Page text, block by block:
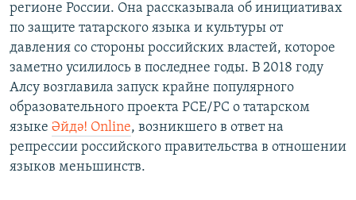
регионе России. Она рассказывала об инициативах
по защите татарского языка и культуры от
давления со стороны российских властей, которое
заметно усилилось в последнее годы. В 2018 году
Алсу возглавила запуск крайне популярного
образовательного проекта РСЕ/РС о татарском
языке Әйдә! Online, возникшего в ответ на
репрессии российского правительства в отношении
языков меньшинств.